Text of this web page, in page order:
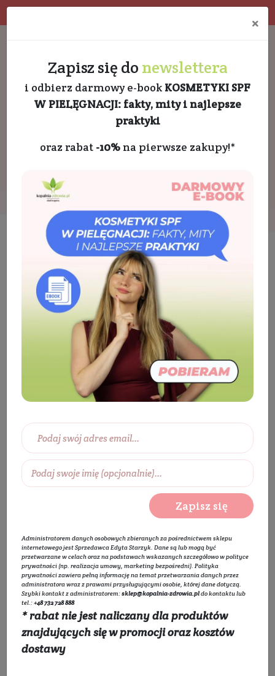
Kosmetyki Twarz
Krem do twarzy
Krem do twarzy na dzień
Krem trehalozowy przywracający równowagę z 3%
glukonolaktonu o lekkiej konsystencji
PROMOCJA
Krem trehalozowy
×
Zapisz się do newslettera
i odbierz darmowy e-book KOSMETYKI SPF
W PIELĘGNACJI: fakty, mity i najlepsze
praktyki
oraz rabat -10%na pierwsze zakupy!*
Zapisz się
Administratorem danych osobowych zbieranych za pośrednictwem sklepu
internetowego jest Sprzedawca Edyta Starzyk. Dane są lub mogą być
przetwarzane w celach oraz na podstawach wskazanych szczegółowo wpolityce
prywatności (np. realizacja umowy, marketing bezpośredni). Polityka
prywatnościzawiera pełną informację na temat przetwarzania danych przez
administratora wraz z prawami przysługującymi osobie, której dane dotyczą.
Szybki kontakt z administratorem:sklep@kopalnia-zdrowia.pldo kontaktu lub
tel.:+48 732 728 888
* rabat nie jest naliczany dla produktów
znajdujących się w promocji oraz kosztów
dostawy